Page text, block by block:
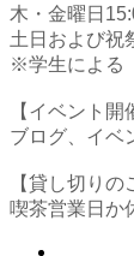
木・金曜日
土日および祝
※学生による
【イベント開
ブログ、イベ
【貸し切りの
喫茶営業日か